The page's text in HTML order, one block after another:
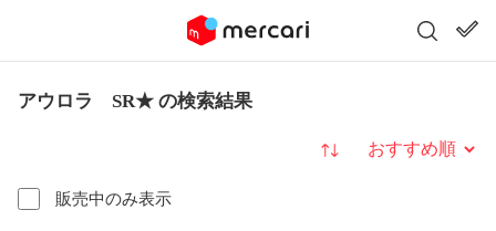
アウロラ SR★ の検索結果
販売中のみ表示
並び替え